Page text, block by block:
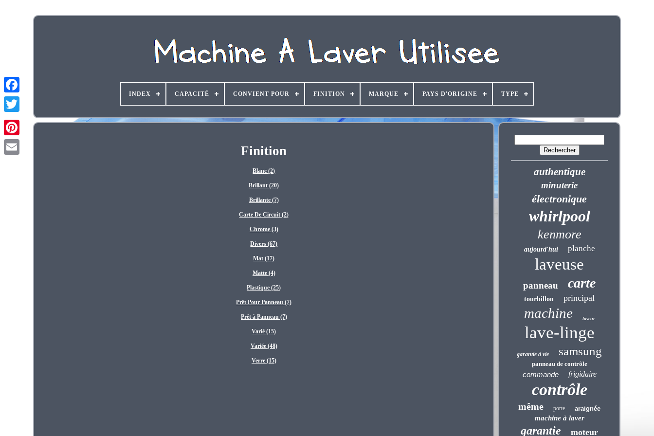
INDEX CAPACITÉ CONVIENT POUR FINITION MARQUE PAYS D'ORIGINE TYPE
Finition
Blanc (2)
Brillant (20)
Brillante (7)
Carte De Circuit (2)
Chrome (3)
Divers (67)
Mat (17)
Matte (4)
Plastique (25)
Prêt Pour Panneau (7)
Prêt à Panneau (7)
Varié (15)
Variée (48)
Verre (15)
authentique
minuterie
électronique
whirlpool
kenmore
aujourd'hui planche
laveuse
panneau carte
tourbillon principal
machine laveur
lave-linge
garantie à vie samsung
panneau de contrôle
commande frigidaire
contrôle
même porte araignée
machine à laver
garantie moteur